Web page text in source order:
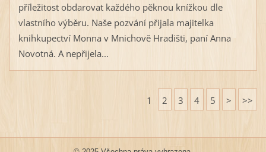
příležitost obdarovat každého pěknou knížkou dle
vlastního výběru. Naše pozvání přijala majitelka
knihkupectví Monna v Mnichově Hradišti, paní Anna
Novotná. A nepřijela...
1 2 3 4 5 > >>